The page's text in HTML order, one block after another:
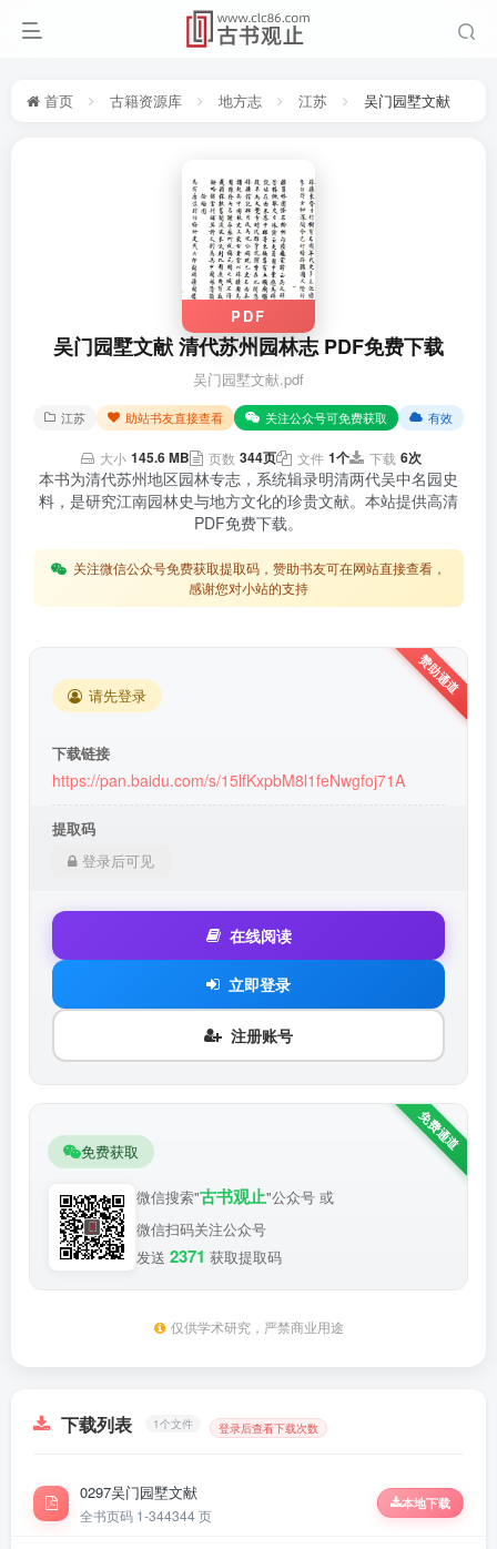
首页 古籍资源库 地方志 江苏 吴门园墅文献
PDF
吴门园墅文献 清代苏州园林志 PDF免费下载
吴门园墅文献.pdf
江苏 助站书友直接查看 关注公众号可免费获取 有效
大小 145.6 MB 页数 344页 文件 1个 下载 6次
本书为清代苏州地区园林专志，系统辑录明清两代吴中名园史
料，是研究江南园林史与地方文化的珍贵文献。本站提供高清
PDF免费下载。
关注微信公众号免费获取提取码，赞助书友可在网站直接查看，
感谢您对小站的支持
请先登录
下载链接
https://pan.baidu.com/s/15lfKxpbM8l1feNwgfoj71A
提取码
登录后可见
在线阅读
立即登录
注册账号
免费获取
微信搜索"古书观止"公众号 或
微信扫码关注公众号
发送 2371 获取提取码
仅供学术研究，严禁商业用途
下载列表 1个文件 登录后查看下载次数
0297吴门园墅文献
全书页码 1-344344 页
本地下载